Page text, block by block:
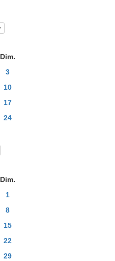
Dim.
3
10
17
24
Dim.
1
8
15
22
29